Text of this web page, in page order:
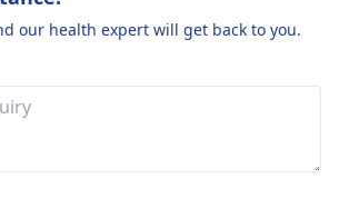
our health expert will get back to you.